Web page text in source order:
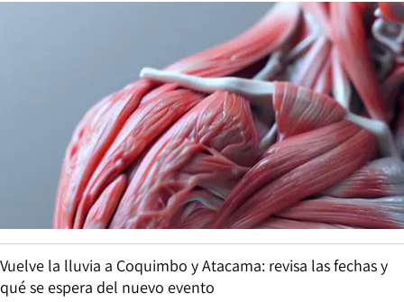
Vuelve la lluvia a Coquimbo y Atacama: revisa las fechas y
qué se espera del nuevo evento